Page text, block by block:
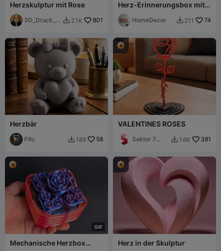
Herzskulptur mit Rose
3D_Druck_e
 2.1K 801
Herz-Erinnerungsbox mit
Schublade
HomeDecor  211 74
Herzbär
Fifo  189 58
VALENTINES ROSES
Sektor 7
 1.6K 381
GIF
Mechanische Herzbox
Herz in der Skulptur